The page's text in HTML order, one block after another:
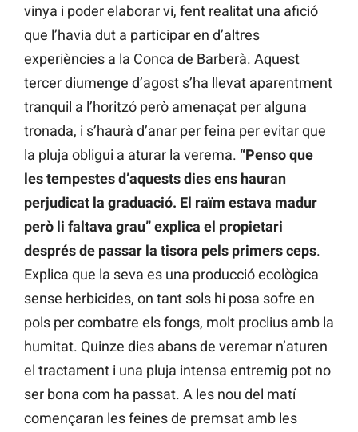
vinya i poder elaborar vi, fent realitat una afició
que l’havia dut a participar en d’altres
experiències a la Conca de Barberà. Aquest
tercer diumenge d’agost s’ha llevat aparentment
tranquil a l’horitzó però amenaçat per alguna
tronada, i s’haurà d’anar per feina per evitar que
la pluja obligui a aturar la verema. “Penso que
les tempestes d’aquests dies ens hauran
perjudicat la graduació. El raïm estava madur
però li faltava grau” explica el propietari
després de passar la tisora pels primers ceps.
Explica que la seva es una producció ecològica
sense herbicides, on tant sols hi posa sofre en
pols per combatre els fongs, molt proclius amb la
humitat. Quinze dies abans de veremar n’aturen
el tractament i una pluja intensa entremig pot no
ser bona com ha passat. A les nou del matí
començaran les feines de premsat amb les